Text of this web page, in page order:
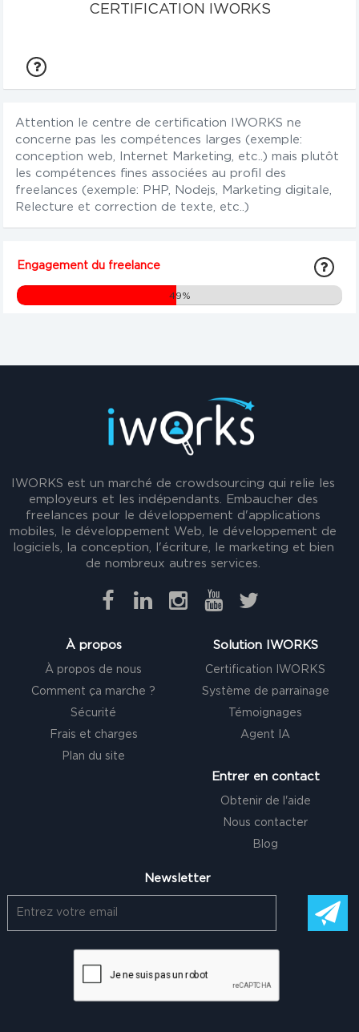
CERTIFICATION IWORKS
Attention le centre de certification IWORKS ne
concerne pas les compétences larges (exemple:
conception web, Internet Marketing, etc..) mais plutôt
les compétences fines associées au profil des
freelances (exemple: PHP, Nodejs, Marketing digitale,
Relecture et correction de texte, etc..)
Engagement du freelance
49%
IWORKS est un marché de crowdsourcing qui relie les
employeurs et les indépendants. Embaucher des
freelances pour le développement d'applications
mobiles, le développement Web, le développement de
logiciels, la conception, l'écriture, le marketing et bien
de nombreux autres services.
À propos
À propos de nous
Comment ça marche ?
Sécurité
Frais et charges
Plan du site
Solution IWORKS
Certification IWORKS
Système de parrainage
Témoignages
Agent IA
Entrer en contact
Obtenir de l'aide
Nous contacter
Blog
Newsletter